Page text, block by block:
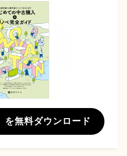
を無料ダウンロード